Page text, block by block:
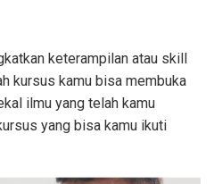
keterampilan atau skill
kursus kamu bisa membuka
ilmu yang telah kamu
yang bisa kamu ikuti